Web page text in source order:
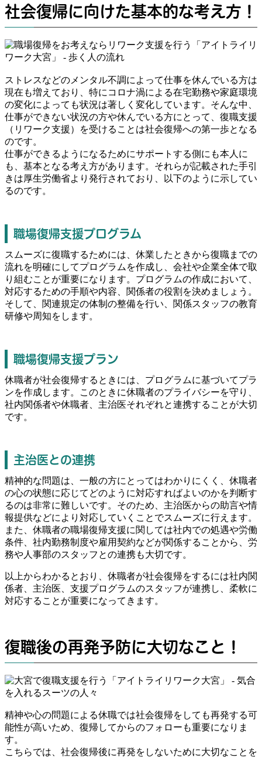
社会復帰に向けた基本的な考え方！
ストレスなどのメンタル不調によって仕事を休んでいる方は
現在も増えており、特にコロナ渦による在宅勤務や家庭環境
の変化によっても状況は著しく変化しています。そんな中、
仕事ができない状況の方や休んでいる方にとって、復職支援
（リワーク支援）を受けることは社会復帰への第一歩となる
のです。
仕事ができるようになるためにサポートする側にも本人に
も、基本となる考え方があります。それらが記載された手引
きは厚生労働省より発行されており、以下のように示してい
るのです。
職場復帰支援プログラム
スムーズに復職するためには、休業したときから復職までの
流れを明確にしてプログラムを作成し、会社や企業全体で取
り組むことが重要になります。プログラムの作成において、
対応するための手順や内容、関係者の役割を決めましょう。
そして、関連規定の体制の整備を行い、関係スタッフの教育
研修や周知をします。
職場復帰支援プラン
休職者が社会復帰するときには、プログラムに基づいてプラ
ンを作成します。このときに休職者のプライバシーを守り、
社内関係者や休職者、主治医それぞれと連携することが大切
です。
主治医との連携
精神的な問題は、一般の方にとってはわかりにくく、休職者
の心の状態に応じてどのように対応すればよいのかを判断す
るのは非常に難しいです。そのため、主治医からの助言や情
報提供などにより対応していくことでスムーズに行えます。
また、休職者の職場復帰支援に関しては社内での処遇や労働
条件、社内勤務制度や雇用契約などが関係することから、労
務や人事部のスタッフとの連携も大切です。
以上からわかるとおり、休職者が社会復帰をするには社内関
係者、主治医、支援プログラムのスタッフが連携し、柔軟に
対応することが重要になってきます。
復職後の再発予防に大切なこと！
精神や心の問題による休職では社会復帰をしても再発する可
能性が高いため、復帰してからのフォローも重要になりま
す。
こちらでは、社会復帰後に再発をしないために大切なことを